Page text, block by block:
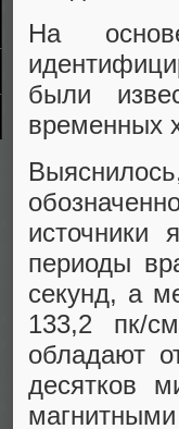
На
были
временных
источники
периоды
секунд, а
133,2 пк/
обладают
десятков